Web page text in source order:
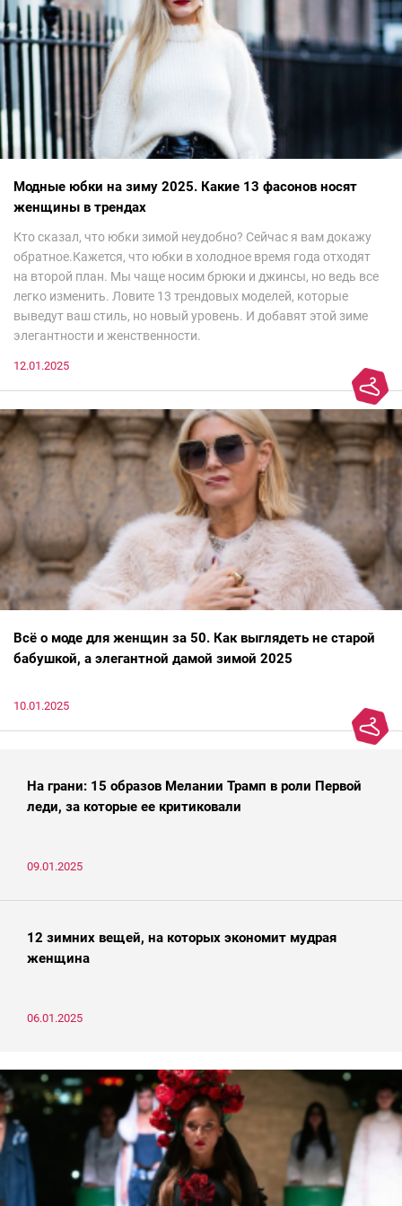
Модные юбки на зиму 2025. Какие 13 фасонов носят
женщины в трендах
Кто сказал, что юбки зимой неудобно? Сейчас я вам докажу
обратное.Кажется, что юбки в холодное время года отходят
на второй план. Мы чаще носим брюки и джинсы, но ведь все
легко изменить. Ловите 13 трендовых моделей, которые
выведут ваш стиль, но новый уровень. И добавят этой зиме
элегантности и женственности.
12.01.2025
Всё о моде для женщин за 50. Как выглядеть не старой
бабушкой, а элегантной дамой зимой 2025
10.01.2025
На грани: 15 образов Мелании Трамп в роли Первой
леди, за которые ее критиковали
09.01.2025
12 зимних вещей, на которых экономит мудрая
женщина
06.01.2025